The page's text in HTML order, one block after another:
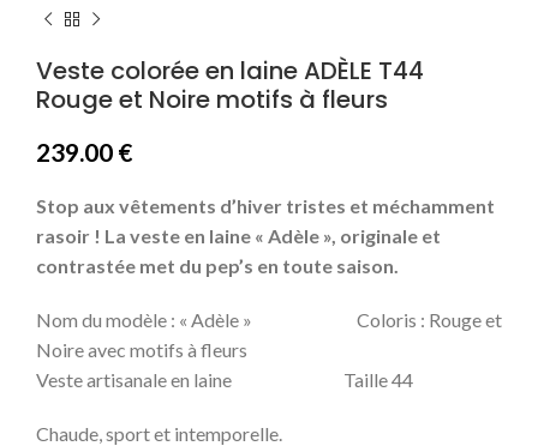
Veste colorée en laine ADÈLE T44
Rouge et Noire motifs à fleurs
239.00 €
Stop aux vêtements d’hiver tristes et méchamment
rasoir ! La veste en laine « Adèle », originale et
contrastée met du pep’s en toute saison.
Nom du modèle : « Adèle » Coloris : Rouge et
Noire avec motifs à fleurs
Veste artisanale en laine Taille 44
Chaude, sport et intemporelle.